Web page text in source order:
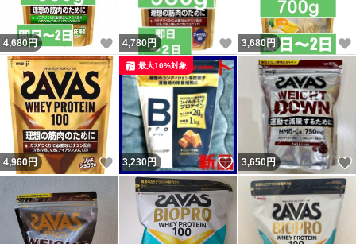
4,680円 いいね！
4,780円 いいね！
3,680円
4,960円 いいね！
3,230円 いいね！
最大10%対象
3,650円